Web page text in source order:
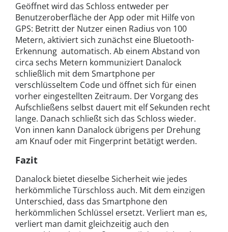
Geöffnet wird das Schloss entweder per
Benutzeroberfläche der App oder mit Hilfe von
GPS: Betritt der Nutzer einen Radius von 100
Metern, aktiviert sich zunächst eine Bluetooth-
Erkennung automatisch. Ab einem Abstand von
circa sechs Metern kommuniziert Danalock
schließlich mit dem Smartphone per
verschlüsseltem Code und öffnet sich für einen
vorher eingestellten Zeitraum. Der Vorgang des
Aufschließens selbst dauert mit elf Sekunden recht
lange. Danach schließt sich das Schloss wieder.
Von innen kann Danalock übrigens per Drehung
am Knauf oder mit Fingerprint betätigt werden.
Fazit
Danalock bietet dieselbe Sicherheit wie jedes
herkömmliche Türschloss auch. Mit dem einzigen
Unterschied, dass das Smartphone den
herkömmlichen Schlüssel ersetzt. Verliert man es,
verliert man damit gleichzeitig auch den